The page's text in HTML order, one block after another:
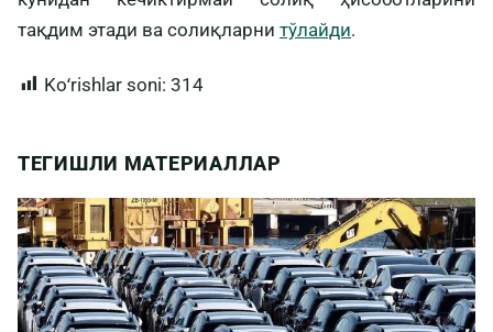
тақдим этади ва солиқларни тўлайди.
Koʻrishlar soni: 314
ТЕГИШЛИ МАТЕРИАЛЛАР